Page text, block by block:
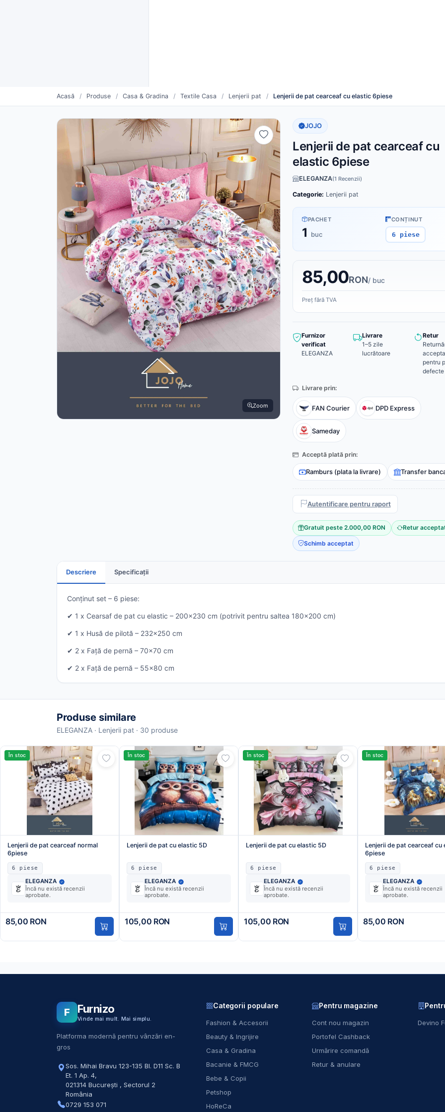
Acasă / Produse / Casa & Gradina / Textile Casa / Lenjerii pat / Lenjerii de pat cearceaf cu elastic 6piese
Zoom
JOJO
Lenjerii de pat cearceaf cu
elastic 6piese
ELEGANZA(1 Recenzii)
Categorie: Lenjerii pat
PACHET
1 buc
CONȚINUT
6 piese
85,00RON/ buc
Preț fără TVA
Furnizor
verificat
ELEGANZA
Livrare
1–5 zile
lucrătoare
Retur
pentru
defecte
Livrare prin:
FAN Courier DPD Express
Sameday
Acceptă plată prin:
Ramburs (plata la livrare) Transfer
Autentificare pentru raport
Gratuit peste 2.000,00 RON Retur
Schimb acceptat
Descriere Specificații
Conținut set – 6 piese:
✔ 1 x Cearsaf de pat cu elastic – 200x230 cm (potrivit pentru saltea 180x200 cm)
✔ 1 x Husă de pilotă – 232x250 cm
✔ 2 x Față de pernă – 70x70 cm
✔ 2 x Față de pernă – 55x80 cm
Produse similare
ELEGANZA · Lenjerii pat · 30 produse
În stoc
Lenjerii de pat cearceaf normal
6piese
6 piese
ELEGANZA
Încă nu există recenzii
aprobate.
85,00 RON
În stoc
Lenjerii de pat cu elastic 5D
6 piese
ELEGANZA
Încă nu există recenzii
aprobate.
105,00 RON
În stoc
Lenjerii de pat cu elastic 5D
6 piese
ELEGANZA
Încă nu există recenzii
aprobate.
105,00 RON
În stoc
Lenjerii de pat cearceaf cu
6piese
6 piese
ELEGANZA
Încă nu există recenzii
aprobate.
85,00 RON
F Furnizo
Vinde mai mult. Mai simplu.
Platforma modernă pentru vânzări en-
gros
Sos. Mihai Bravu 123-135 Bl. D11 Sc. B
Et. 1 Ap. 4,
021314 București , Sectorul 2
România
0729 153 071
Categorii populare
Fashion & Accesorii
Beauty & Ingrijire
Casa & Gradina
Bacanie & FMCG
Bebe & Copii
Petshop
HoReCa
Pentru magazine
Cont nou magazin
Portofel Cashback
Urmărire comandă
Retur & anulare
Devino